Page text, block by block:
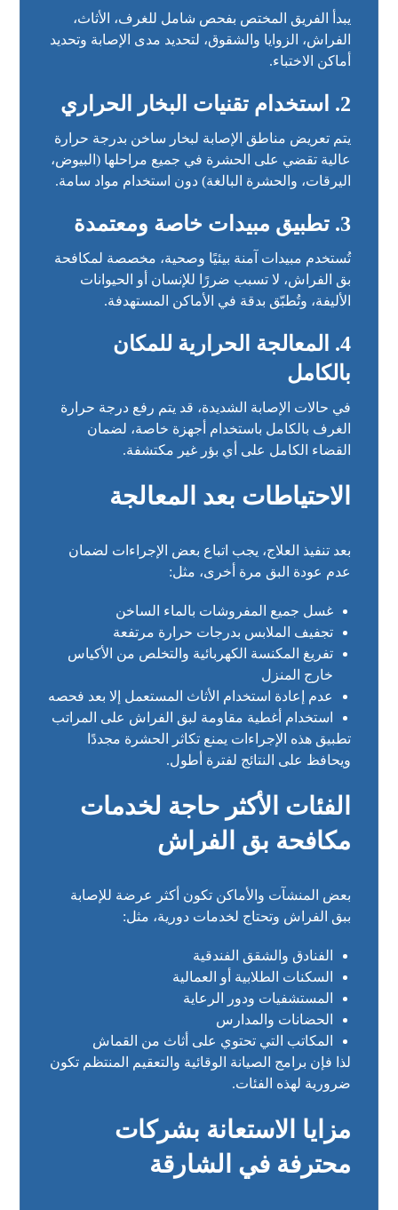
يبدأ الفريق المختص بفحص شامل للغرف، الأثاث،
الفراش، الزوايا والشقوق، لتحديد مدى الإصابة وتحديد
أماكن الاختباء.
2. استخدام تقنيات البخار الحراري
يتم تعريض مناطق الإصابة لبخار ساخن بدرجة حرارة
عالية تقضي على الحشرة في جميع مراحلها (البيوض،
اليرقات، والحشرة البالغة) دون استخدام مواد سامة.
3. تطبيق مبيدات خاصة ومعتمدة
تُستخدم مبيدات آمنة بيئيًا وصحية، مخصصة لمكافحة
بق الفراش، لا تسبب ضررًا للإنسان أو الحيوانات
الأليفة، وتُطبّق بدقة في الأماكن المستهدفة.
4. المعالجة الحرارية للمكان
بالكامل
في حالات الإصابة الشديدة، قد يتم رفع درجة حرارة
الغرف بالكامل باستخدام أجهزة خاصة، لضمان
القضاء الكامل على أي بؤر غير مكتشفة.
الاحتياطات بعد المعالجة
بعد تنفيذ العلاج، يجب اتباع بعض الإجراءات لضمان
عدم عودة البق مرة أخرى، مثل:
غسل جميع المفروشات بالماء الساخن
تجفيف الملابس بدرجات حرارة مرتفعة
تفريغ المكنسة الكهربائية والتخلص من الأكياس
خارج المنزل
عدم إعادة استخدام الأثاث المستعمل إلا بعد فحصه
استخدام أغطية مقاومة لبق الفراش على المراتب
تطبيق هذه الإجراءات يمنع تكاثر الحشرة مجددًا
ويحافظ على النتائج لفترة أطول.
الفئات الأكثر حاجة لخدمات
مكافحة بق الفراش
بعض المنشآت والأماكن تكون أكثر عرضة للإصابة
ببق الفراش وتحتاج لخدمات دورية، مثل:
الفنادق والشقق الفندقية
السكنات الطلابية أو العمالية
المستشفيات ودور الرعاية
الحضانات والمدارس
المكاتب التي تحتوي على أثاث من القماش
لذا فإن برامج الصيانة الوقائية والتعقيم المنتظم تكون
ضرورية لهذه الفئات.
مزايا الاستعانة بشركات
محترفة في الشارقة